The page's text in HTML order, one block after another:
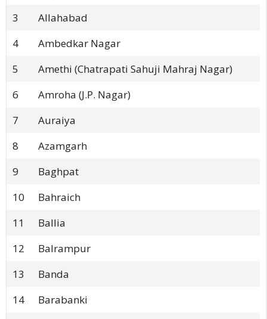
3
Allahabad
4
Ambedkar Nagar
5
Amethi (Chatrapati Sahuji Mahraj Nagar)
6
Amroha (J.P. Nagar)
7
Auraiya
8
Azamgarh
9
Baghpat
10
Bahraich
11
Ballia
12
Balrampur
13
Banda
14
Barabanki